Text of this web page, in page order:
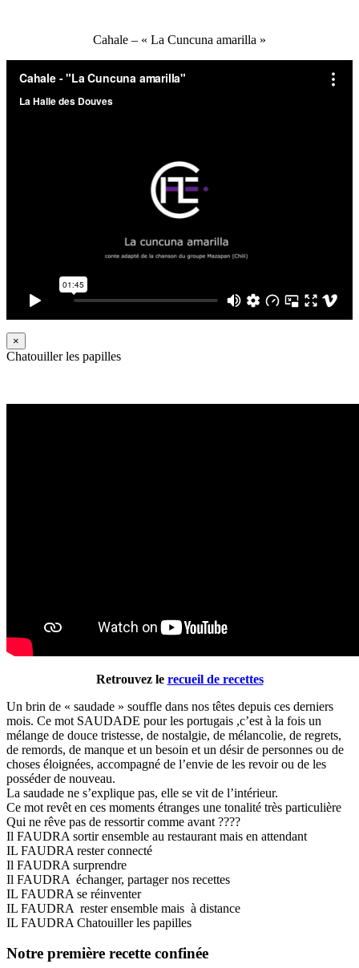
Cahale – « La Cuncuna amarilla »
×
Chatouiller les papilles
Retrouvez le recueil de recettes
Un brin de « saudade » souffle dans nos têtes depuis ces derniers
mois. Ce mot SAUDADE pour les portugais ,c’est à la fois un
mélange de douce tristesse, de nostalgie, de mélancolie, de regrets,
de remords, de manque et un besoin et un désir de personnes ou de
choses éloignées, accompagné de l’envie de les revoir ou de les
posséder de nouveau.
La saudade ne s’explique pas, elle se vit de l’intérieur.
Ce mot revêt en ces moments étranges une tonalité très particulière
Qui ne rêve pas de ressortir comme avant ????
Il FAUDRA sortir ensemble au restaurant mais en attendant
IL FAUDRA rester connecté
Il FAUDRA surprendre
Il FAUDRA échanger, partager nos recettes
IL FAUDRA se réinventer
IL FAUDRA rester ensemble mais à distance
IL FAUDRA Chatouiller les papilles
Notre première recette confinée